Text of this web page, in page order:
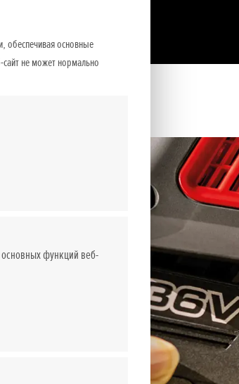
обеспечивая основные
не может нормально
функций веб-